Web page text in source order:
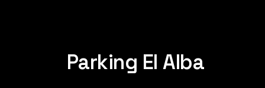
Parking El Alba